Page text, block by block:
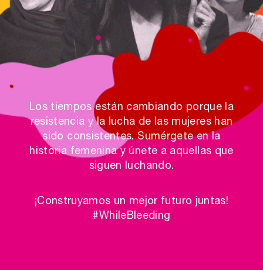
Los tiempos están cambiando porque la
resistencia y la lucha de las mujeres han
sido consistentes. Sumérgete en la
historia femenina y únete a aquellas que
siguen luchando.
¡Construyamos un mejor futuro juntas!
#WhileBleeding